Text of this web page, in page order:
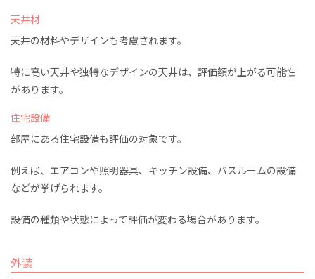
天井材
天井の材料やデザインも考慮されます。
特に高い天井や独特なデザインの天井は、評価額が上がる可能性
があります。
住宅設備
部屋にある住宅設備も評価の対象です。
例えば、エアコンや照明器具、キッチン設備、バスルームの設備
などが挙げられます。
設備の種類や状態によって評価が変わる場合があります。
外装